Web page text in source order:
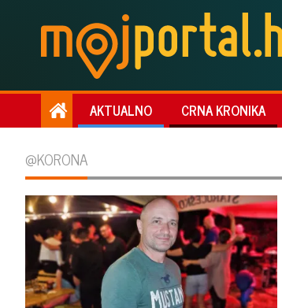
AKTUALNO CRNA KRONIKA
@KORONA